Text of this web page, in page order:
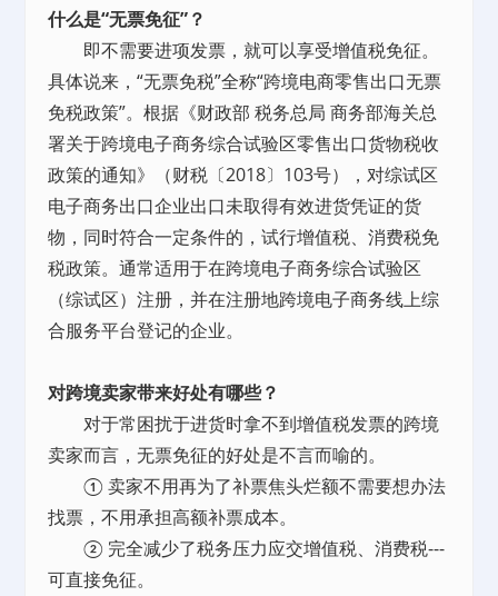
什么是“无票免征”？
即不需要进项发票，就可以享受增值税免征。
具体说来，“无票免税”全称“跨境电商零售出口无票
免税政策”。根据《财政部 税务总局 商务部海关总
署关于跨境电子商务综合试验区零售出口货物税收
政策的通知》（财税〔2018〕103号），对综试区
电子商务出口企业出口未取得有效进货凭证的货
物，同时符合一定条件的，试行增值税、消费税免
税政策。通常适用于在跨境电子商务综合试验区
（综试区）注册，并在注册地跨境电子商务线上综
合服务平台登记的企业。
对跨境卖家带来好处有哪些？
对于常困扰于进货时拿不到增值税发票的跨境
卖家而言，无票免征的好处是不言而喻的。
① 卖家不用再为了补票焦头烂额不需要想办法
找票，不用承担高额补票成本。
② 完全减少了税务压力应交增值税、消费税---
可直接免征。